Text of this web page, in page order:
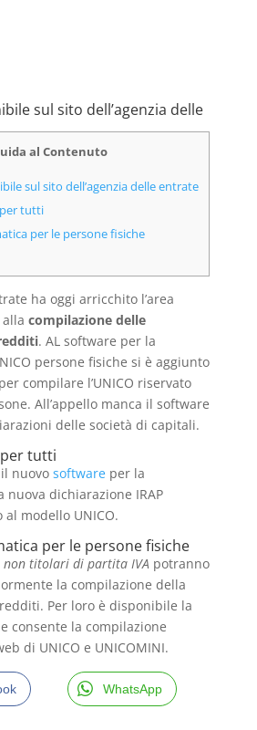
sul sito dell’agenzia delle
al Contenuto
sul sito dell’agenzia delle entrate
tutti
per le persone fisiche
ha oggi arricchito l’area
compilazione delle
. AL software per la
persone fisiche si è aggiunto
compilare l’UNICO riservato
All’appello manca il software
delle società di capitali.
tutti
nuovo softwareper la
nuova dichiarazione IRAP
modello UNICO.
per le persone fisiche
non titolari di partita IVA potranno
la compilazione della
Per loro è disponibile la
consente la compilazione
di UNICO e UNICOMINI.
WhatsApp